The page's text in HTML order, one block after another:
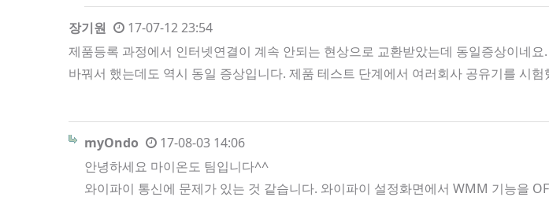
장기원
17-07-12 23:54
제품등록 과정에서 인터넷연결이 계속 안되는 현상으로 교환받았는데 동일증상이네
바꿔서 했는데도 역시 동일 증상입니다. 제품 테스트 단계에서 여러회사 공유기를 시
myOndo
17-08-03 14:06
안녕하세요 마이온도 팀입니다^^
와이파이 통신에 문제가 있는 것 같습니다. 와이파이 설정화면에서 WMM 기능을